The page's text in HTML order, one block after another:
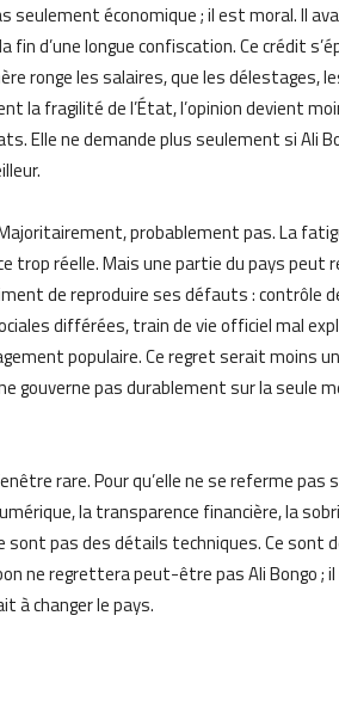
seulement économique ; il est moral. Il
d’une longue confiscation. Ce crédit
ronge les salaires, que les délestages,
la fragilité de l’État, l’opinion devient
Elle ne demande plus seulement si Ali
probablement pas. La
trop réelle. Mais une partie du pays peut
de reproduire ses défauts : contrôle
différées, train de vie officiel mal
populaire. Ce regret serait moins
gouverne pas durablement sur la seule
rare. Pour qu’elle ne se referme pas
la transparence financière, la
sont pas des détails techniques. Ce sont
ne regrettera peut-être pas Ali Bongo
à changer le pays.